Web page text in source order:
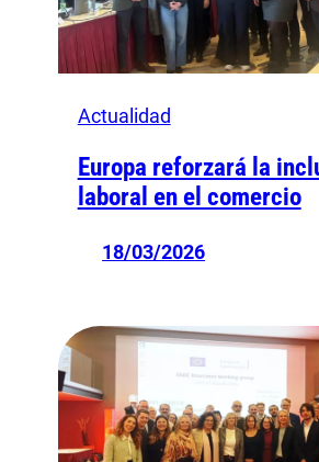
Actualidad
Europa reforzará la
laboral en el comercio
18/03/2026